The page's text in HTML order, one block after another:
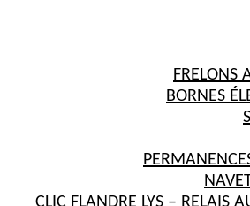
FRELONS
BORNES
CLIC FLANDRE LYS – RELAIS